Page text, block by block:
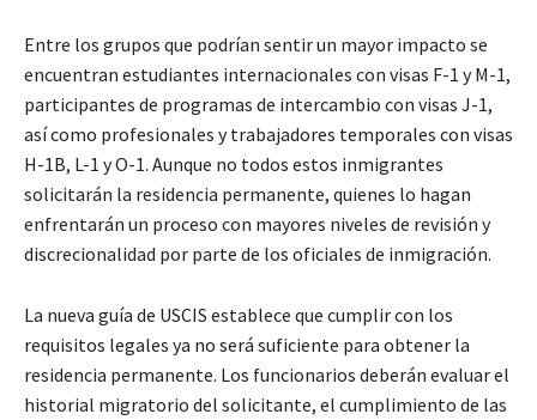
Entre los grupos que podrían sentir un mayor impacto se
encuentran estudiantes internacionales con visas F-1 y M-1,
participantes de programas de intercambio con visas J-1,
así como profesionales y trabajadores temporales con visas
H-1B, L-1 y O-1. Aunque no todos estos inmigrantes
solicitarán la residencia permanente, quienes lo hagan
enfrentarán un proceso con mayores niveles de revisión y
discrecionalidad por parte de los oficiales de inmigración.
La nueva guía de USCIS establece que cumplir con los
requisitos legales ya no será suficiente para obtener la
residencia permanente. Los funcionarios deberán evaluar el
historial migratorio del solicitante, el cumplimiento de las